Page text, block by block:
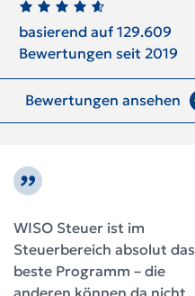
basierend auf 129.609
Bewertungen seit 2019
Bewertungen ansehen
WISO Steuer ist im
Steuerbereich absolut das
beste Programm – die
anderen können da nicht